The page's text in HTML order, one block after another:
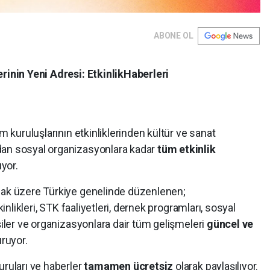
ABONE OL
Yeni Adresi: EtkinlikHaberleri
kuruluşlarının etkinliklerinden kültür ve sanat
sosyal organizasyonlara kadartüm etkinlik
üzere Türkiye genelinde düzenlenen;
STK faaliyetleri, dernek programları, sosyal
ve organizasyonlara dair tüm gelişmeleri güncel ve
ve haberlertamamen ücretsiz olarak paylaşılıyor.